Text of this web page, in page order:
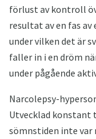
förlust av kontroll
resultat av en fas
under vilken det är
faller in i en dröm
under pågående
Narcolepsy-
Utvecklad konstant
sömnstiden inte var